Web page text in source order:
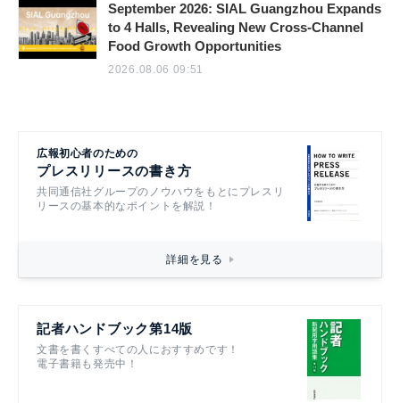
September 2026: SIAL Guangzhou Expands
to 4 Halls, Revealing New Cross-Channel
Food Growth Opportunities
2026.08.06 09:51
広報初心者のための
プレスリリースの書き方
共同通信社グループのノウハウをもとにプレスリ
リースの基本的なポイントを解説！
詳細を見る
記者ハンドブック第14版
文書を書くすべての人におすすめです！
電子書籍も発売中！